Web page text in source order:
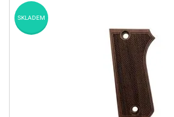
SKLADEM